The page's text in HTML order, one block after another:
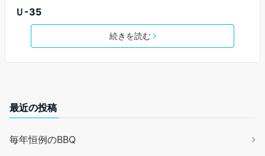
Ｕ-35
続きを読む
最近の投稿
毎年恒例のBBQ